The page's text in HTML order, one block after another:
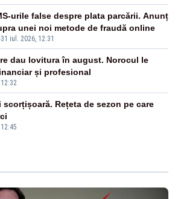
31 iul. 2026, 12:31
urile false despre plata parcării. Anunț
unei noi metode de fraudă online
dau lovitura în august. Norocul le
și profesional
scorțișoară. Rețeta de sezon pe care